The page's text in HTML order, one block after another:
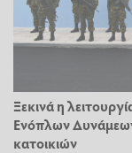
Ξεκινά η
Ενόπλων
κατοικιών